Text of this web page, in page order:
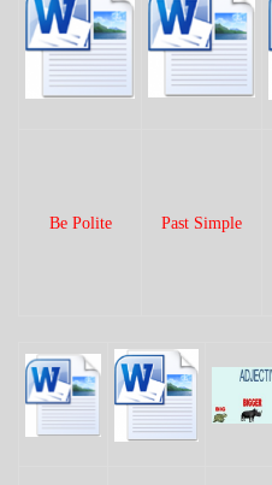
Be Polite Past Simple